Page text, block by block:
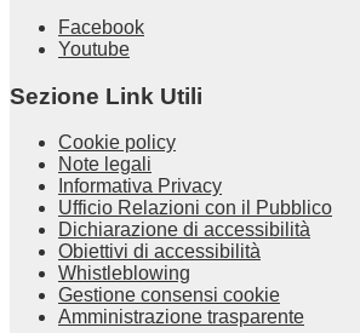
Facebook
Youtube
Sezione Link Utili
Cookie policy
Note legali
Informativa Privacy
Ufficio Relazioni con il Pubblico
Dichiarazione di accessibilità
Obiettivi di accessibilità
Whistleblowing
Gestione consensi cookie
Amministrazione trasparente